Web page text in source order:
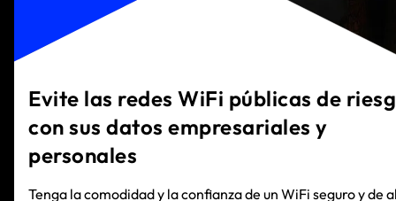
Evite las redes WiFi públicas de
con sus datos empresariales y
personales
Tenga la comodidad y la confianza de un WiFi seguro y de